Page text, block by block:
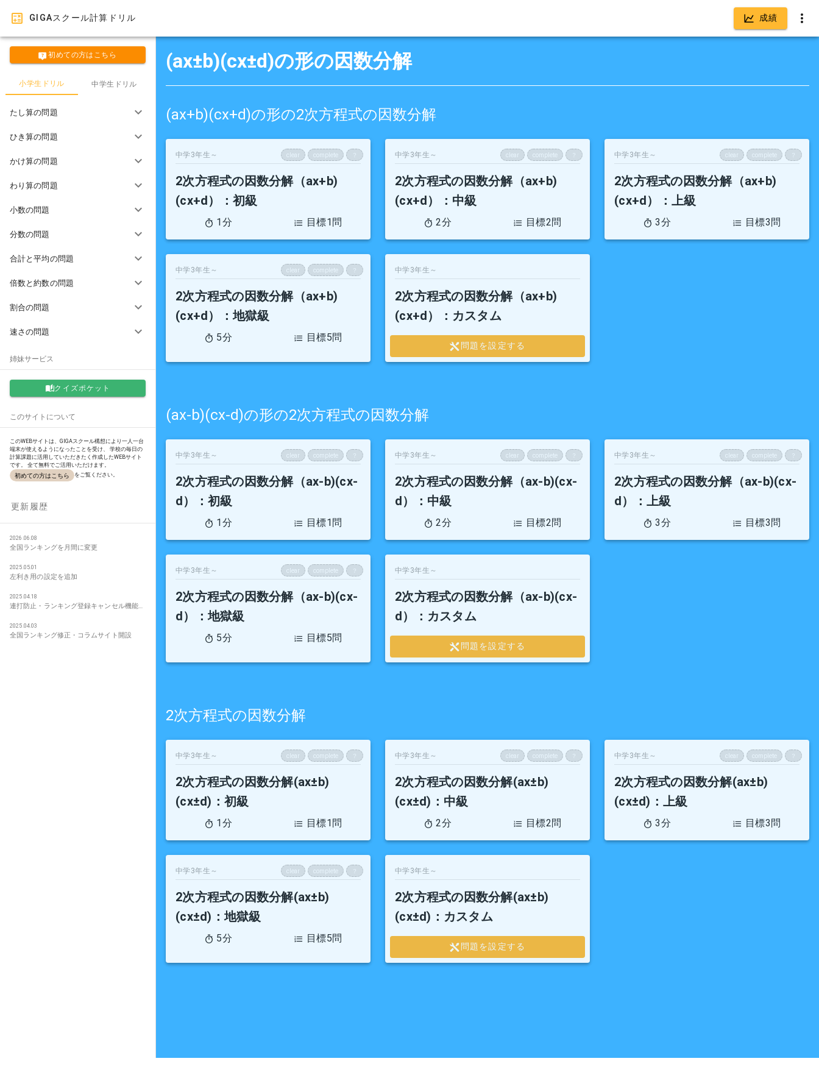
GIGAスクール計算ドリル 成績
初めての方はこちら
小学生ドリル 中学生ドリル
たし算の問題
ひき算の問題
かけ算の問題
わり算の問題
小数の問題
分数の問題
合計と平均の問題
倍数と約数の問題
割合の問題
速さの問題
姉妹サービス
クイズポケット
このサイトについて
このWEBサイトは、GIGAスクール構想により一人一台
端末が使えるようになったことを受け、 学校の毎日の
計算課題に活用していただきたく作成したWEBサイト
です。 全て無料でご活用いただけます。
初めての方はこちら をご覧ください。
更新履歴
2026.06.08
全国ランキングを月間に変更
2025.05.01
左利き用の設定を追加
2025.04.18
連打防止・ランキング登録キャンセル機能追加
2025.04.03
全国ランキング修正・コラムサイト開設
(ax±b)(cx±d)の形の因数分解
(ax+b)(cx+d)の形の2次方程式の因数分解
clear complete
中学3年生～
2次方程式の因数分解（ax+b)
(cx+d）
：初級
1分 目標1問
clear complete
中学3年生～
2次方程式の因数分解（ax+b)
(cx+d）
：中級
2分 目標2問
clear complete
中学3年生～
2次方程式の因数分解（ax+b)
(cx+d）
：上級
3分 目標3問
clear complete
中学3年生～
2次方程式の因数分解（ax+b)
(cx+d）
：地獄級
5分 目標5問
中学3年生～
2次方程式の因数分解（ax+b)
(cx+d）
：カスタム
問題を設定する
(ax-b)(cx-d)の形の2次方程式の因数分解
clear complete
中学3年生～
2次方程式の因数分解（ax-b)(cx-
d）
：初級
1分 目標1問
clear complete
中学3年生～
2次方程式の因数分解（ax-b)(cx-
d）
：中級
2分 目標2問
clear complete
中学3年生～
2次方程式の因数分解（ax-b)(cx-
d）
：上級
3分 目標3問
clear complete
中学3年生～
2次方程式の因数分解（ax-b)(cx-
d）
：地獄級
5分 目標5問
中学3年生～
2次方程式の因数分解（ax-b)(cx-
d）
：カスタム
問題を設定する
2次方程式の因数分解
clear complete
中学3年生～
2次方程式の因数分解(ax±b)
(cx±d) ：初級
1分 目標1問
clear complete
中学3年生～
2次方程式の因数分解(ax±b)
(cx±d) ：中級
2分 目標2問
clear complete
中学3年生～
2次方程式の因数分解(ax±b)
(cx±d) ：上級
3分 目標3問
clear complete
中学3年生～
2次方程式の因数分解(ax±b)
(cx±d) ：地獄級
5分 目標5問
中学3年生～
2次方程式の因数分解(ax±b)
(cx±d) ：カスタム
問題を設定する